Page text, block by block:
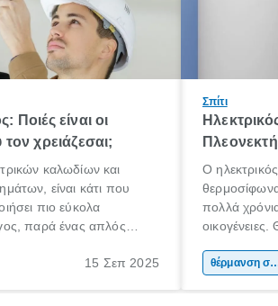
Ποιές είναι οι
χρειάζεσαι;
καλωδίων και
είναι κάτι που
πιο εύκολα
παρά ένας απλός
Αν έχεις στο νου
15 Σεπ 2025
Σπίτι
Ο ηλεκτρικός
πολλά
θέρμανσης θέρμανση